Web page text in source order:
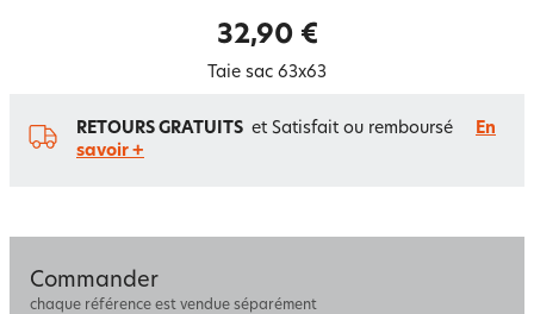
32,90 €
Taie sac 63x63
RETOURS GRATUITS et Satisfait ou remboursé
En
savoir +
Commander
chaque référence est vendue séparément